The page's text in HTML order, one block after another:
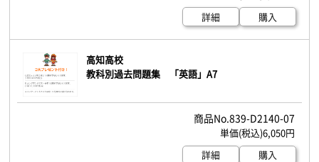
詳細
購入
高知高校
教科別過去問題集 「英語」A7
839-D2140-07
6,050円
詳細
購入